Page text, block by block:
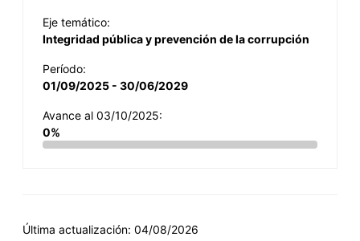
Eje temático:
Integridad pública y prevención de la corrupción
Período:
01/09/2025 - 30/06/2029
Avance al 03/10/2025:
0%
Última actualización: 04/08/2026